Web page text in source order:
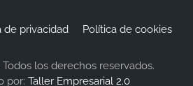
de privacidad Política de cookies
los derechos reservados.
por: Taller Empresarial 2.0